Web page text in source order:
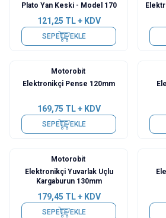
Plato Yan Keski - Model 170
121,25 TL + KDV
SEPETE EKLE
Motorobit
Elektronikçi Pense 120mm
169,75 TL + KDV
SEPETE EKLE
Motorobit
Elektronikçi Yuvarlak Uçlu
Kargaburun 130mm
179,45 TL + KDV
SEPETE EKLE